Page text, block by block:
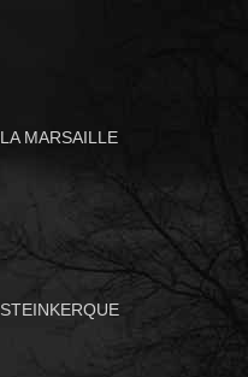
LA MARSAILLE
STEINKERQUE